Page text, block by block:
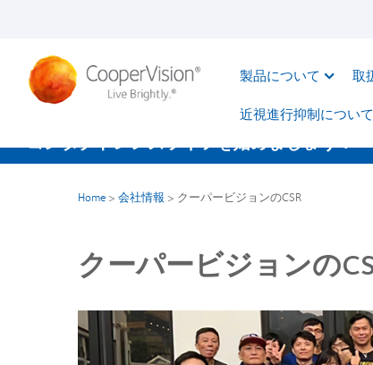
製品について 取
近視進行抑制について​
コンタクトレンズライフを始めましょう！
Home > 会社情報 > クーパービジョンのCSR
クーパービジョンの